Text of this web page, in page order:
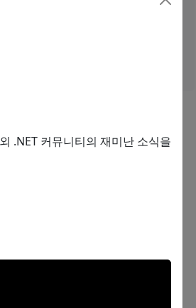
.NET 커뮤니티의 재미난 소식을